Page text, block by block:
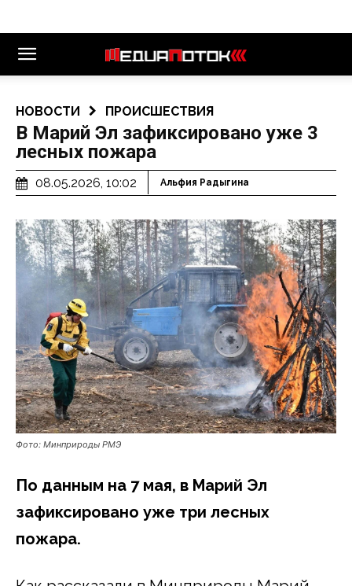
НОВОСТИ ПРОИСШЕСТВИЯ
В Марий Эл зафиксировано уже 3
лесных пожара
08.05.2026, 10:02 Альфия Радыгина
Фото: Минприроды РМЭ
По данным на 7 мая, в Марий Эл
зафиксировано уже три лесных
пожара.